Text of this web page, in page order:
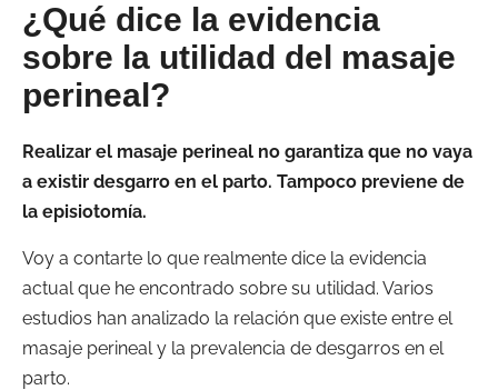
¿Qué dice la evidencia
sobre la utilidad del masaje
perineal?
Realizar el masaje perineal no garantiza que no vaya
a existir desgarro en el parto. Tampoco previene de
la episiotomía.
Voy a contarte lo que realmente dice la evidencia
actual que he encontrado sobre su utilidad. Varios
estudios han analizado la relación que existe entre el
masaje perineal y la prevalencia de desgarros en el
parto.